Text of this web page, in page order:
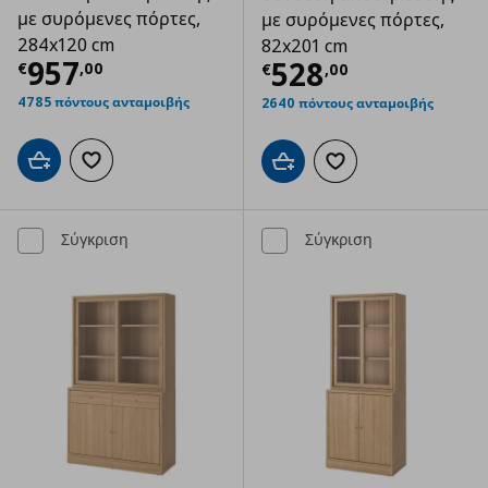
με συρόμενες πόρτες,
284x120 cm
€957,00
Τρέχουσα τιμή € 957,00
4785 πόντους ανταμοιβής
Προσθήκη στο καλάθι
Προσθήκη στα αγαπημένα
με συρόμενες πόρτες,
82x201 cm
€528,00
Τρέχουσα
2640 πόντους ανταμοιβής
Προσθήκη στο καλάθι
Προσθήκη στα
Σύγκριση Σύγκριση